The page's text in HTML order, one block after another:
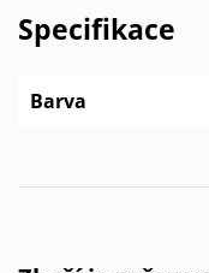
Specifikace
Barva